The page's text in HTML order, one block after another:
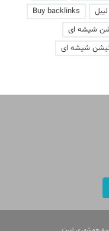
Buy backlinks
شیشه ای
شیشه ای